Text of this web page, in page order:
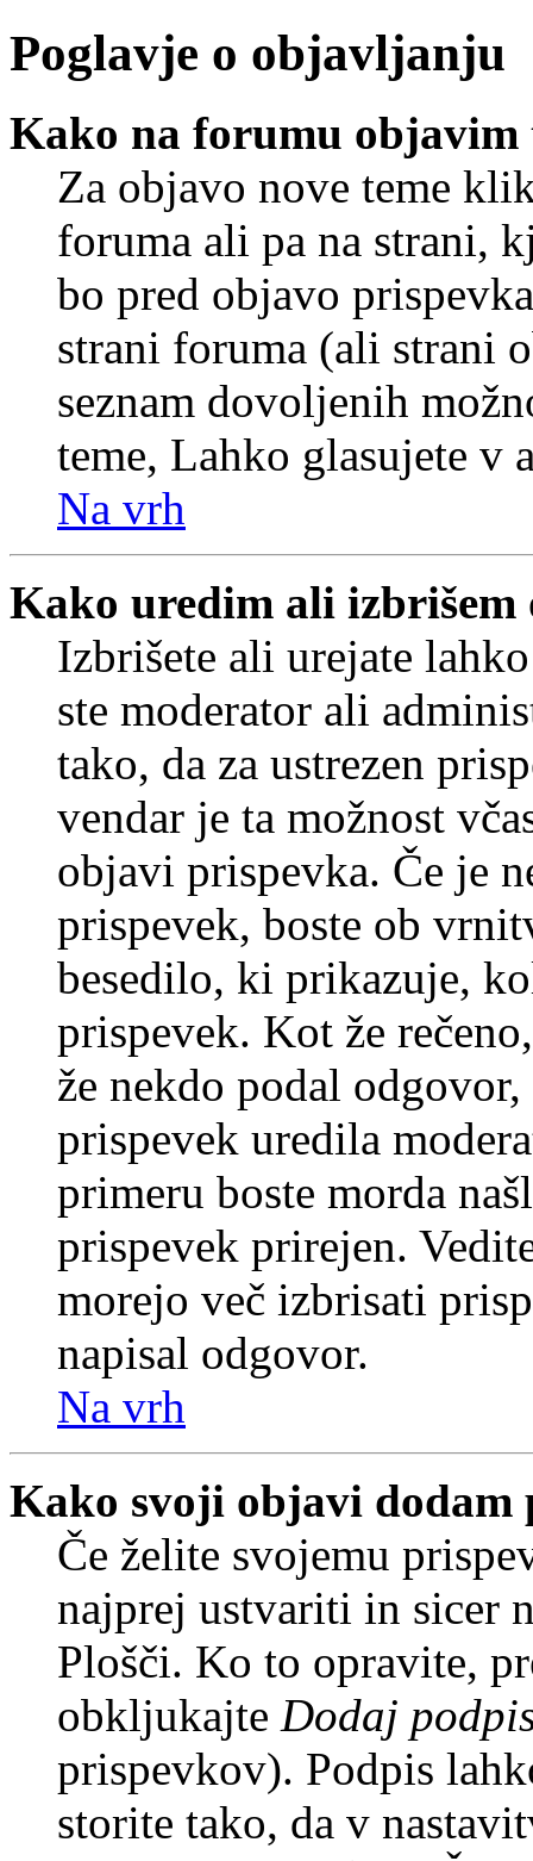
Poglavje o objavljanju
Kako na forumu objavim
Za objavo nove teme
foruma ali pa na strani,
bo pred objavo
strani foruma (ali strani
seznam dovoljenih
teme, Lahko glasujete v
Na vrh
Kako uredim ali izbrišem
Izbrišete ali urejate
ste moderator ali
tako, da za ustrezen
vendar je ta možnost
objavi prispevka. Če je
prispevek, boste ob
besedilo, ki prikazuje,
prispevek. Kot že
že nekdo podal
prispevek uredila
primeru boste morda
prispevek prirejen.
morejo več izbrisati
napisal odgovor.
Na vrh
Kako svoji objavi dodam
Če želite svojemu
najprej ustvariti in sicer
Plošči. Ko to opravite,
obkljukajte Dodaj
prispevkov). Podpis
storite tako, da v